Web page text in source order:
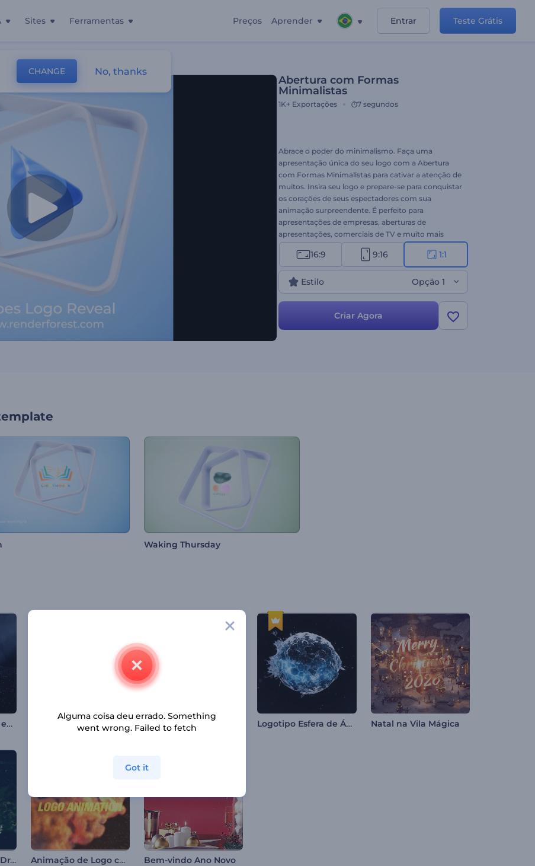
Sites Ferramentas Preços Aprender Entrar Teste Grátis
Abertura com Formas
Minimalistas
1K+ Exportações 7 segundos
Abrace o poder do minimalismo. Faça uma
apresentação única do seu logo com a Abertura
com Formas Minimalistas para cativar a atenção de
muitos. Insira seu logo e prepare-se para conquistar
os corações de seus espectadores com sua
animação surpreendente. É perfeito para
apresentações de empresas, aberturas de
apresentações, comerciais de TV e muito mais
projetos. Experimente este template hoje mesmo!
16:9 9:16 1:1
Estilo Opção 1
Criar Agora
Waking Thursday
Revelação de Logo em Areia Escura Logotipo Esfera de Água em Movimento Natal na Vila Mágica
Logotipo Natureza Dramática Animação de Logo com Fênix Bem-vindo Ano Novo
CHANGE No, thanks
Alguma coisa deu errado. Something
went wrong. Failed to fetch
Got it